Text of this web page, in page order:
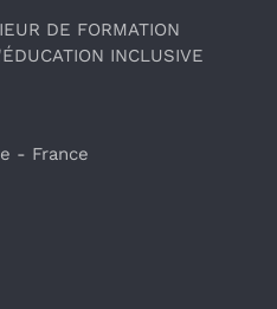
DE FORMATION
INCLUSIVE
- France